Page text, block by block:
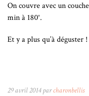
On couvre avec un
min à 180°.
Et y a plus qu’à déguster !
29 avril 2014 parcharonbellis